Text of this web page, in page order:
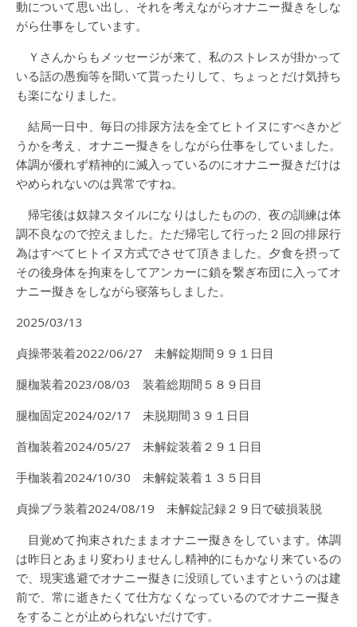
動について思い出し、それを考えながらオナニー擬きをしな
がら仕事をしています。
Ｙさんからもメッセージが来て、私のストレスが掛かって
いる話の愚痴等を聞いて貰ったりして、ちょっとだけ気持ち
も楽になりました。
結局一日中、毎日の排尿方法を全てヒトイヌにすべきかど
うかを考え、オナニー擬きをしながら仕事をしていました。
体調が優れず精神的に滅入っているのにオナニー擬きだけは
やめられないのは異常ですね。
帰宅後は奴隷スタイルになりはしたものの、夜の訓練は体
調不良なので控えました。ただ帰宅して行った２回の排尿行
為はすべてヒトイヌ方式でさせて頂きました。夕食を摂って
その後身体を拘束をしてアンカーに鎖を繋ぎ布団に入ってオ
ナニー擬きをしながら寝落ちしました。
2025/03/13
貞操帯装着2022/06/27 未解錠期間９９１日目
腿枷装着2023/08/03 装着総期間５８９日目
腿枷固定2024/02/17 未脱期間３９１日目
首枷装着2024/05/27 未解錠装着２９１日目
手枷装着2024/10/30 未解錠装着１３５日目
貞操ブラ装着2024/08/19 未解錠記録２９日で破損装脱
目覚めて拘束されたままオナニー擬きをしています。体調
は昨日とあまり変わりませんし精神的にもかなり来ているの
で、現実逃避でオナニー擬きに没頭していますというのは建
前で、常に逝きたくて仕方なくなっているのでオナニー擬き
をすることが止められないだけです。